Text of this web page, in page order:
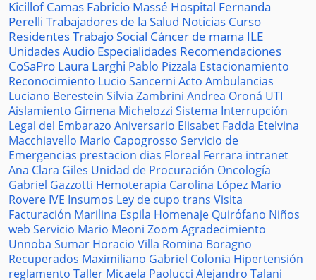
KicillofCamas Fabricio Massé Hospital Fernanda
Perelli Trabajadores de la Salud Noticias Curso
ResidentesTrabajo Social Cáncer de mama ILE
UnidadesAudio Especialidades Recomendaciones
CoSaPro Laura Larghi Pablo Pizzala Estacionamiento
Reconocimiento Lucio Sancerni Acto Ambulancias
Luciano Berestein Silvia Zambrini Andrea Oroná UTI
Aislamiento Gimena Michelozzi Sistema Interrupción
Legal del Embarazo Aniversario Elisabet Fadda Etelvina
Macchiavello Mario Capogrosso Servicio de
Emergencias prestacion dias Floreal Ferrara intranet
Ana Clara Giles Unidad de Procuración Oncología
Gabriel Gazzotti Hemoterapia Carolina López Mario
Rovere IVE Insumos Ley de cupo trans Visita
Facturación Marilina Espila Homenaje Quirófano Niños
web Servicio Mario Meoni Zoom Agradecimiento
Unnoba Sumar Horacio Villa Romina Boragno
Recuperados Maximiliano Gabriel Colonia Hipertensión
reglamento Taller Micaela Paolucci Alejandro Talani